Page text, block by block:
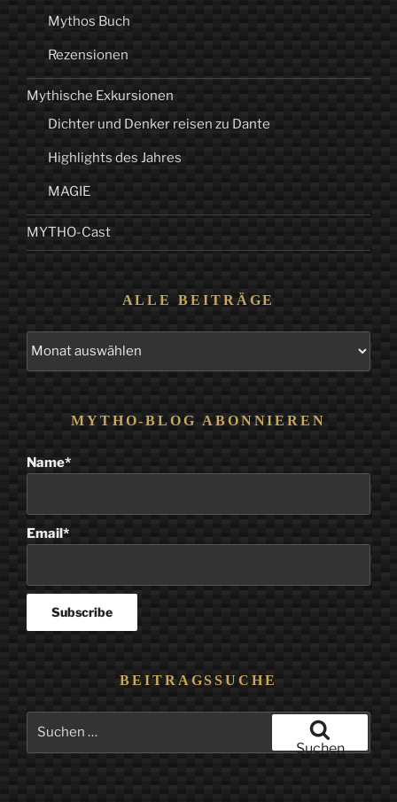
Mythos Buch
Rezensionen
Mythische Exkursionen
Dichter und Denker reisen zu Dante
Highlights des Jahres
MAGIE
MYTHO-Cast
ALLE BEITRÄGE
MYTHO-BLOG ABONNIEREN
Name*
Email*
BEITRAGSSUCHE
Suchen